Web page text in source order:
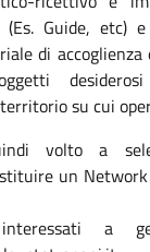
Guide, etc)
di accoglienza
su cui
volto a
un
a